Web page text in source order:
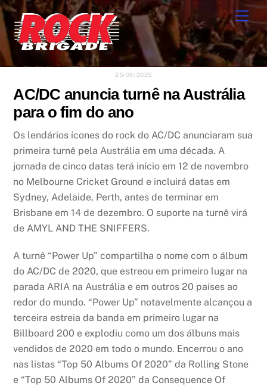
Skip
to
content
25/06/2025
AC/DC anuncia turnê na Austrália
para o fim do ano
Os lendários ícones do rock do AC/DC anunciaram sua
primeira turnê pela Austrália em uma década. A
jornada de cinco datas terá início em 12 de novembro
no Melbourne Cricket Ground e incluirá datas em
Sydney, Adelaide, Perth, antes de terminar em
Brisbane em 14 de dezembro. O suporte na turnê virá
de AMYL AND THE SNIFFERS.
A turnê “Power Up” compartilha o nome com o álbum
do AC/DC de 2020, que estreou em primeiro lugar na
parada ARIA na Austrália e em outros 20 países ao
redor do mundo. “Power Up” notavelmente alcançou a
terceira estreia da banda em primeiro lugar na
Billboard 200 e explodiu como um dos álbuns mais
vendidos de 2020 em todo o mundo. Encerrou o ano
nas listas “Top 50 Albums Of 2020” da Rolling Stone
e “Top 50 Albums Of 2020” da Consequence Of